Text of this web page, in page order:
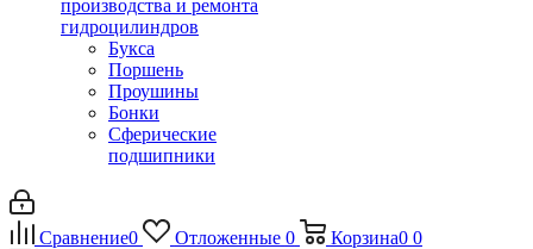
производства и ремонта
гидроцилиндров
Букса
Поршень
Проушины
Бонки
Сферические
подшипники
Сравнение0 Отложенные 0 Корзина0 0